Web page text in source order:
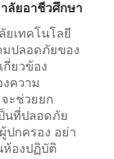
ลัยอาชีวศึกษา
ยเทคโนโลยี
ปลอดภัยของ
ยวข้อง
ความ
ะช่วยยก
นที่ปลอดภัย
ปกครอง อย่า
ห้องปฏิบัติ